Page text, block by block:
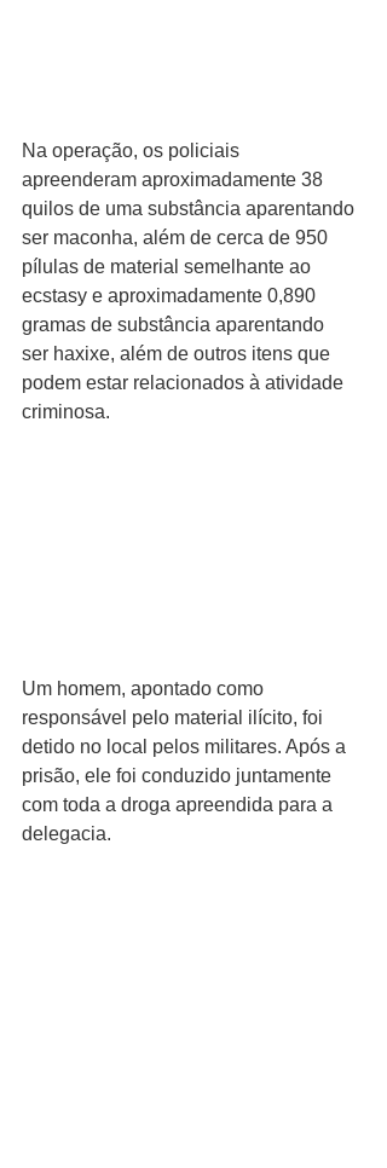
Na operação, os policiais
apreenderam aproximadamente 38
quilos de uma substância aparentando
ser maconha, além de cerca de 950
pílulas de material semelhante ao
ecstasy e aproximadamente 0,890
gramas de substância aparentando
ser haxixe, além de outros itens que
podem estar relacionados à atividade
criminosa.
Um homem, apontado como
responsável pelo material ilícito, foi
detido no local pelos militares. Após a
prisão, ele foi conduzido juntamente
com toda a droga apreendida para a
delegacia.